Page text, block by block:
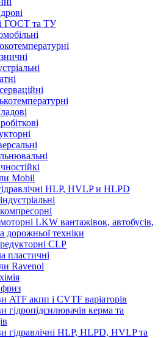
ГОСТ та ТУ
Mobil
HLP, HVLP и HLPD
LKW вантажівок, автобусів,
дорожньої техніки
CLP
пластичні
Ravenol
ATF акпп і CVTF варіаторів
гідропідсилювачів керма та
гідравлічні HLP, HLPD, HVLP та